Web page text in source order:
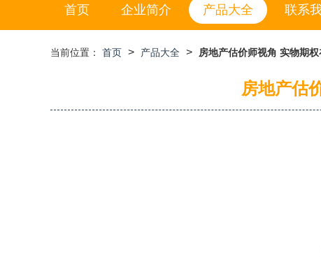
首页 企业简介 产品大全 联系
当前位置： 首页 > 产品大全 > 房地产估价师视角 实物期
房地产估